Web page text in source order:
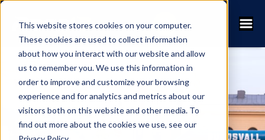
This website stores cookies on your computer.
These cookies are used to collect information
about how you interact with our website and allow
us to remember you. We use this information in
order to improve and customize your browsing
experience and for analytics and metrics about our
visitors both on this website and other media. To
find out more about the cookies we use, see our
Nattmilen,
Hällomsloppet &